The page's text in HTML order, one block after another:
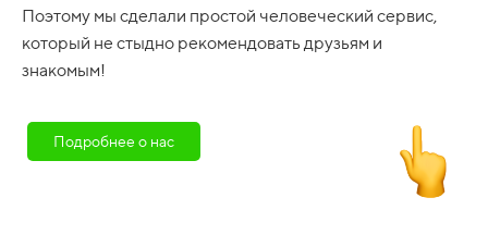
Поэтому мы сделали простой человеческий сервис,
который не стыдно рекомендовать друзьям и
знакомым!
Подробнее о нас